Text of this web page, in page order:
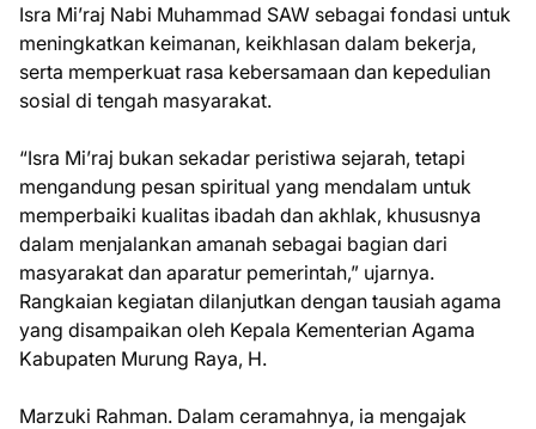
Isra Mi’raj Nabi Muhammad SAW sebagai fondasi untuk
meningkatkan keimanan, keikhlasan dalam bekerja,
serta memperkuat rasa kebersamaan dan kepedulian
sosial di tengah masyarakat.
“Isra Mi’raj bukan sekadar peristiwa sejarah, tetapi
mengandung pesan spiritual yang mendalam untuk
memperbaiki kualitas ibadah dan akhlak, khususnya
dalam menjalankan amanah sebagai bagian dari
masyarakat dan aparatur pemerintah,” ujarnya.
Rangkaian kegiatan dilanjutkan dengan tausiah agama
yang disampaikan oleh Kepala Kementerian Agama
Kabupaten Murung Raya, H.
Marzuki Rahman. Dalam ceramahnya, ia mengajak